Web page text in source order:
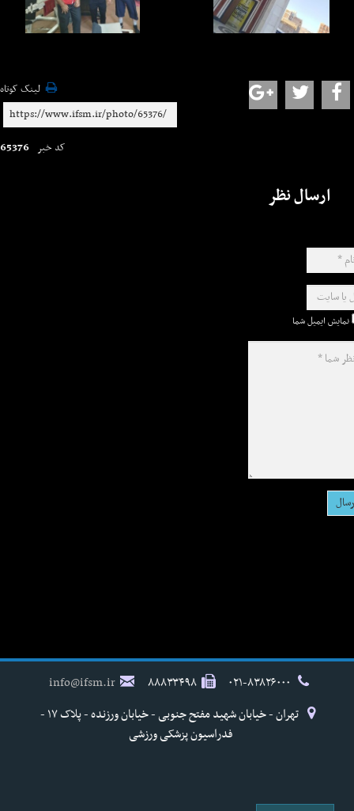
لینک کوتاه
کد خبر 65376
ارسال نظر
نمایش ایمیل شما
۸۸۸۳۳۴۹۸
info@ifsm.ir
تهران - خیابان شهید مفتح جنوبی - خیابان ورزنده - پلاک ۱۷ -
فدراسیون پزشکی ورزشی